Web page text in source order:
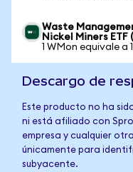
Waste
Nickel Miners
1 WMon equivale a
Descargo de
Este producto no ha
ni está afiliado con
empresa y cualquier
únicamente para
subyacente.